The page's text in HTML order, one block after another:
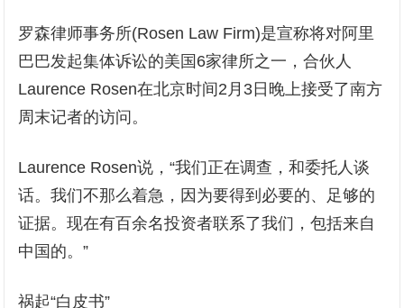
罗森律师事务所(Rosen Law Firm)是宣称将对阿里
巴巴发起集体诉讼的美国6家律所之一，合伙人
Laurence Rosen在北京时间2月3日晚上接受了南方
周末记者的访问。
Laurence Rosen说，“我们正在调查，和委托人谈
话。我们不那么着急，因为要得到必要的、足够的
证据。现在有百余名投资者联系了我们，包括来自
中国的。”
祸起“白皮书”